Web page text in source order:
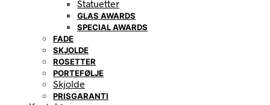
Statuetter
GLAS AWARDS
SPECIAL AWARDS
FADE
SKJOLDE
ROSETTER
PORTEFØLJE
Skjolde
PRISGARANTI